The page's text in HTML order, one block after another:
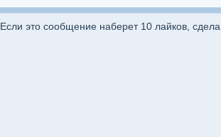
Если это сообщение наберет 10 лайков,